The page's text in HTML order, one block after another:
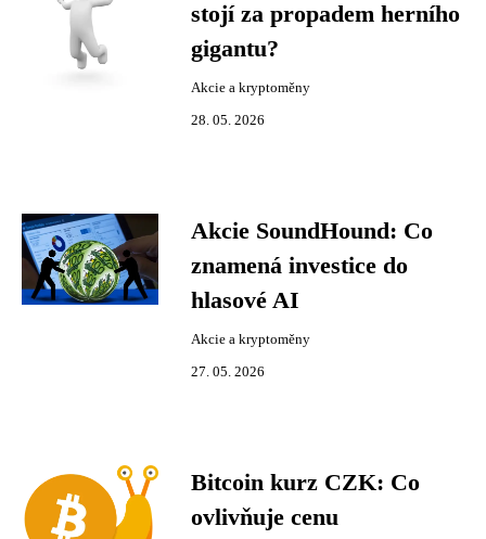
stojí za propadem herního
gigantu?
Akcie a kryptoměny
28. 05. 2026
Akcie SoundHound: Co
znamená investice do
hlasové AI
Akcie a kryptoměny
27. 05. 2026
Bitcoin kurz CZK: Co
ovlivňuje cenu